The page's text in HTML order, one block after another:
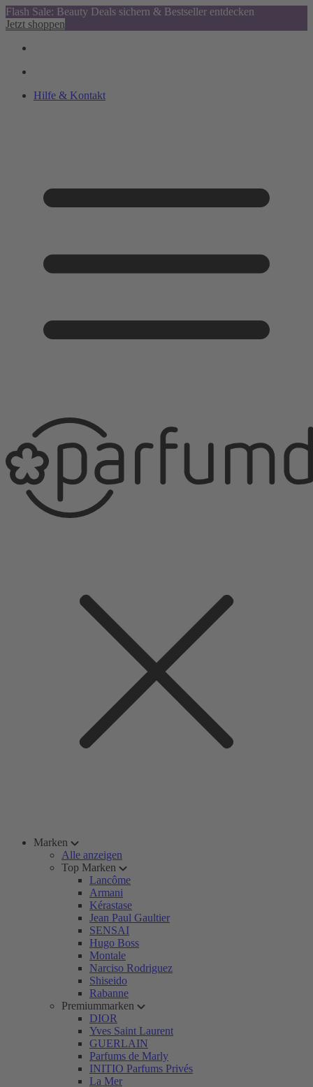
Flash Sale: Beauty Deals sichern & Bestseller entdecken
Jetzt shoppen
Hilfe & Kontakt
Marken
Alle anzeigen
Top Marken
Lancôme
Armani
Kérastase
Jean Paul Gaultier
SENSAI
Hugo Boss
Montale
Narciso Rodriguez
Shiseido
Rabanne
Premiummarken
DIOR
Yves Saint Laurent
GUERLAIN
Parfums de Marly
INITIO Parfums Privés
La Mer